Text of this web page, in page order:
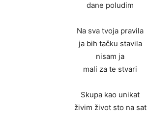
dane poludim
Na sva tvoja pravila
ja bih tačku stavila
nisam ja
mali za te stvari
Skupa kao unikat
živim život sto na sat